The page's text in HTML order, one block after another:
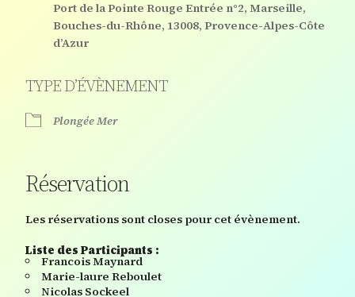
Port de la Pointe Rouge Entrée n°2, Marseille,
Bouches-du-Rhône, 13008, Provence-Alpes-Côte
d’Azur
TYPE D’ÉVÈNEMENT
Plongée Mer
Réservation
Les réservations sont closes pour cet évènement.
Liste des Participants :
Francois Maynard
Marie-laure Reboulet
Nicolas Sockeel